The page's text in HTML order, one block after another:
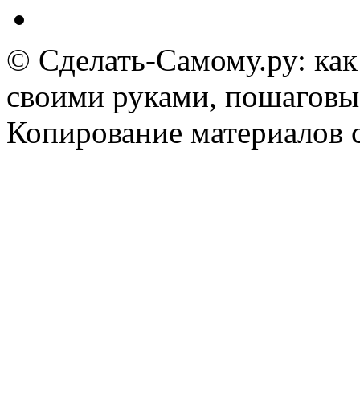
© Сделать-Самому.ру:
своими руками,
Копирование материалов